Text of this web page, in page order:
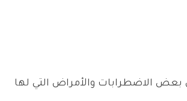
الاضطرابات والأمراض التي لها